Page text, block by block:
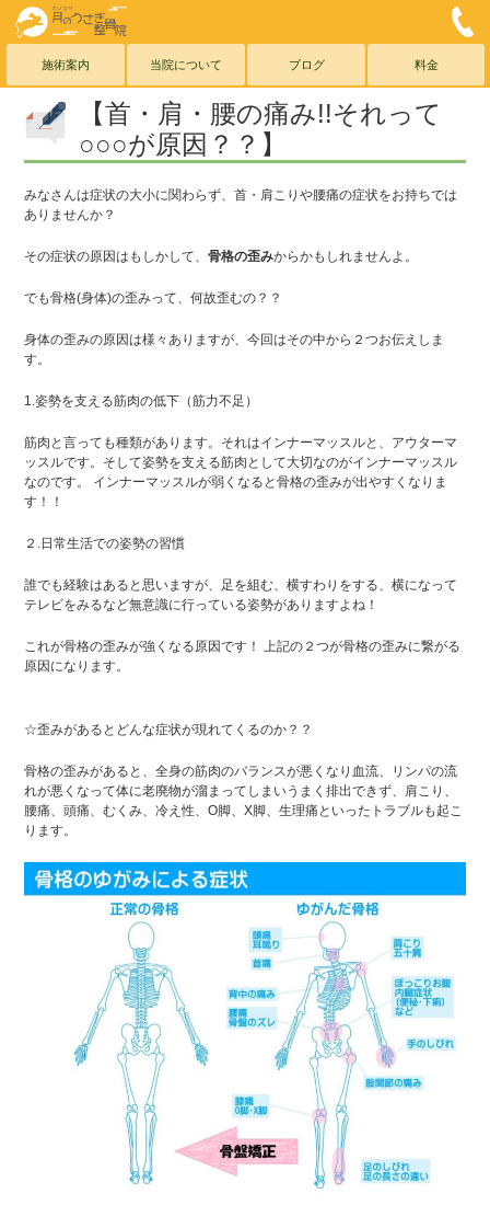
施術案内 当院について ブログ 料金
メールでのお問合わせこちら
お気軽にご連絡ください
【首・肩・腰の痛み!!それって
○○○が原因？？】
みなさんは症状の大小に関わらず、首・肩こりや腰痛の症状をお持ちでは
ありませんか？
その症状の原因はもしかして、骨格の歪みからかもしれませんよ。
でも骨格(身体)の歪みって、何故歪むの？？
身体の歪みの原因は様々ありますが、今回はその中から２つお伝えしま
す。
1.姿勢を支える筋肉の低下（筋力不足）
筋肉と言っても種類があります。それはインナーマッスルと、アウターマ
ッスルです。そして姿勢を支える筋肉として大切なのがインナーマッスル
なのです。 インナーマッスルが弱くなると骨格の歪みが出やすくなりま
す！！
２.日常生活での姿勢の習慣
誰でも経験はあると思いますが、足を組む、横すわりをする、横になって
テレビをみるなど無意識に行っている姿勢がありますよね！
これが骨格の歪みが強くなる原因です！ 上記の２つが骨格の歪みに繋がる
原因になります。
☆歪みがあるとどんな症状が現れてくるのか？？
骨格の歪みがあると、全身の筋肉のバランスが悪くなり血流、リンパの流
れが悪くなって体に老廃物が溜まってしまいうまく排出できず、肩こり、
腰痛、頭痛、むくみ、冷え性、O脚、X脚、生理痛といったトラブルも起こ
ります。